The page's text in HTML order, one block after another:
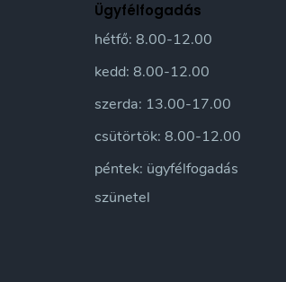
Ügyfélfogadás
hétfő: 8.00-12.00
kedd: 8.00-12.00
szerda: 13.00-17.00
csütörtök: 8.00-12.00
péntek: ügyfélfogadás
szünetel